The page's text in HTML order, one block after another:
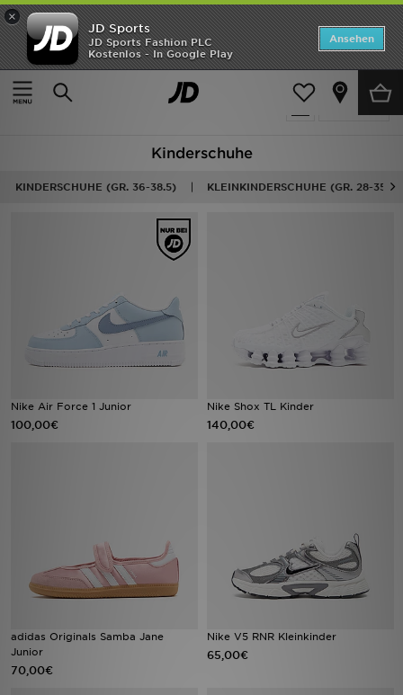
×
JD Sports
JD Sports Fashion PLC
Kostenlos - In Google Play
Ansehen
Startseite
Kinder
verfeinern
817 Produkte
Kinderschuhe
KINDERSCHUHE (GR. 36-38.5) KLEINKINDERSCHUHE (GR. 28-35)
Nike Air Force 1 Junior
100,00€
Nike Shox TL Kinder
140,00€
adidas Originals Samba Jane
Junior
70,00€
Nike V5 RNR Kleinkinder
65,00€
Startseite
ANGEBOTE
Herren
Bestsellers
Fußball
Filialfinder
Meine Nachrichten